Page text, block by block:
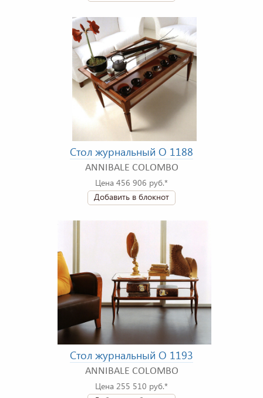
Стол журнальный O 1188
ANNIBALE COLOMBO
Цена 456 906 руб.*
Добавить в блокнот
Стол журнальный O 1193
ANNIBALE COLOMBO
Цена 255 510 руб.*